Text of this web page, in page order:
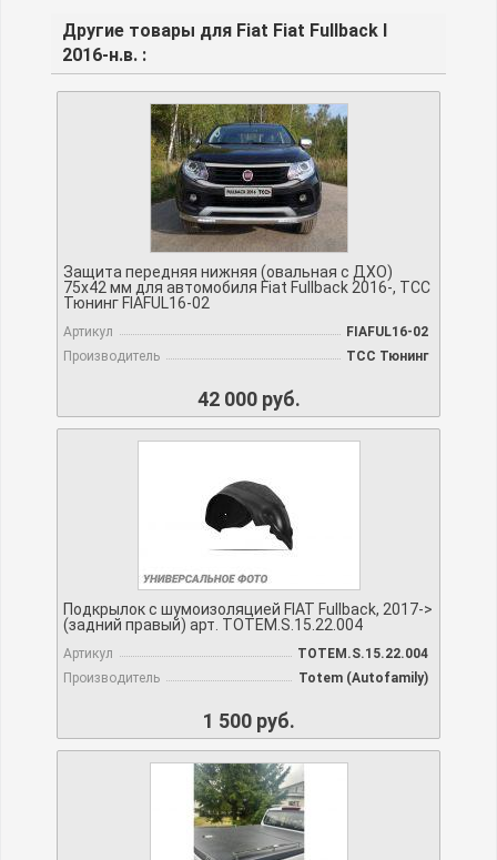
Другие товары для Fiat Fiat Fullback I
2016-н.в. :
Защита передняя нижняя (овальная с ДХО)
75х42 мм для автомобиля Fiat Fullback 2016-, TCC
Тюнинг FIAFUL16-02
Артикул
FIAFUL16-02
Производитель
TCC Тюнинг
42 000 руб.
Подкрылок с шумоизоляцией FIAT Fullback, 2017->
(задний правый) арт. TOTEM.S.15.22.004
Артикул
TOTEM.S.15.22.004
Производитель
Totem (Autofamily)
1 500 руб.